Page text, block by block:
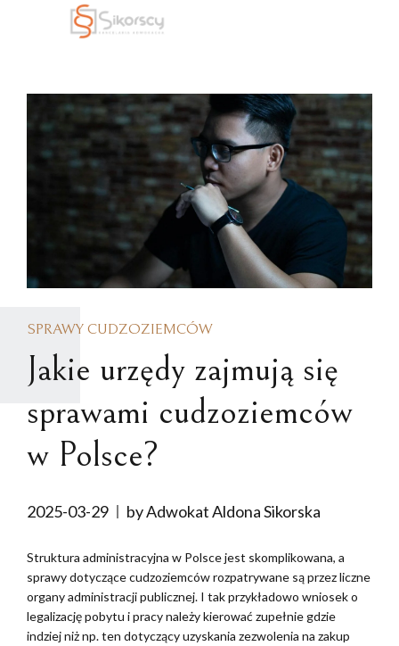
SPRAWY CUDZOZIEMCÓW
Jakie urzędy zajmują się
sprawami cudzoziemców
w Polsce?
2025-03-29 by Adwokat Aldona Sikorska
Struktura administracyjna w Polsce jest skomplikowana, a
sprawy dotyczące cudzoziemców rozpatrywane są przez liczne
organy administracji publicznej. I tak przykładowo wniosek o
legalizację pobytu i pracy należy kierować zupełnie gdzie
indziej niż np. ten dotyczący uzyskania zezwolenia na zakup